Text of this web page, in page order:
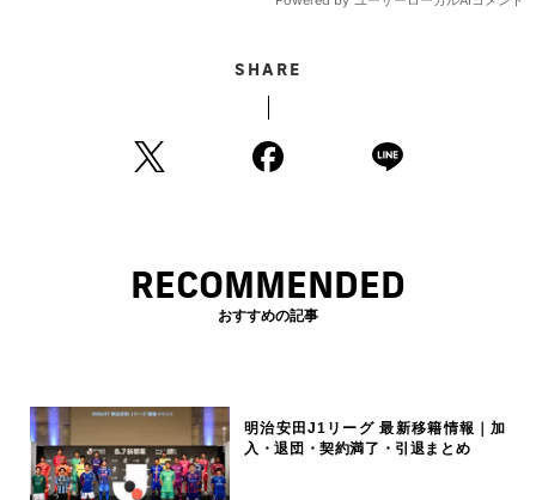
SHARE
RECOMMENDED
おすすめの記事
明治安田J1リーグ 最新移籍情報｜加
入・退団・契約満了・引退まとめ